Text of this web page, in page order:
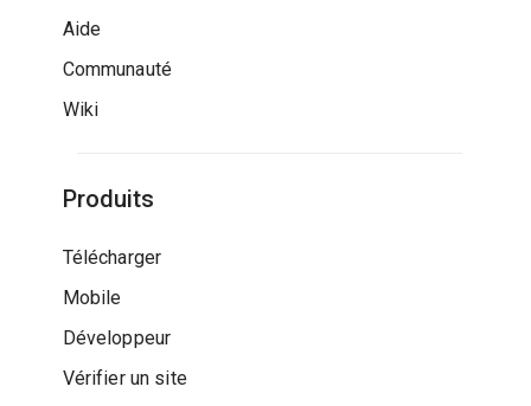
Aide
Communauté
Wiki
Produits
Télécharger
Mobile
Développeur
Vérifier un site